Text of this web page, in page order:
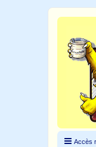
Accès